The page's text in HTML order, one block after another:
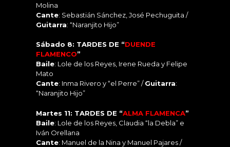
Molina
Cante: Sebastián Sánchez, José Pechuguita /
Guitarra: “Naranjito Hijo”
Sábado 8: TARDES DE “DUENDE
FLAMENCO”
Baile: Lole de los Reyes, Irene Rueda y Felipe
Mato
Cante: Inma Rivero y “el Perre” /Guitarra:
“Naranjito Hijo”
Martes 11: TARDES DE “ALMA FLAMENCA”
Baile: Lole de los Reyes, Claudia “la Debla” e
Iván Orellana
Cante: Manuel de la Nina y Manuel Pajares /